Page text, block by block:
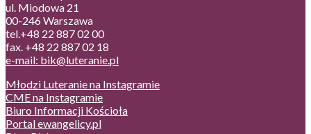
ul. Miodowa 21
00-246 Warszawa
tel.+48 22 887 02 00
fax. +48 22 887 02 18
e-mail: bik@luteranie.pl
Młodzi Luteranie na Instagramie
CME na Instagramie
Biuro Informacji Kościoła
Portal ewangelicy.pl